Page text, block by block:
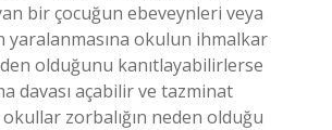
bir çocuğun ebeveynleri veya
yaralanmasına okulun ihmalkar
olduğunu kanıtlayabilirlerse
davası açabilir ve tazminat
zorbalığın neden olduğu